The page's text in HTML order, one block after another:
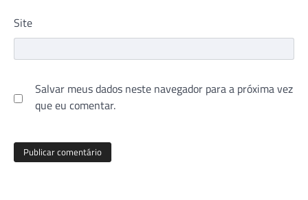
Site
Salvar meus dados neste navegador para a próxima vez
que eu comentar.